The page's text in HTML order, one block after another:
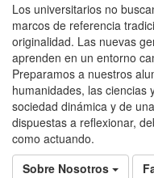
Los universitarios no
marcos de referencia
originalidad. Las nuevas
aprenden en un entorno
Preparamos a nuestros
humanidades, las ciencias
sociedad dinámica y de
dispuestas a reflexionar,
como actuando.
Sobre Nosotros